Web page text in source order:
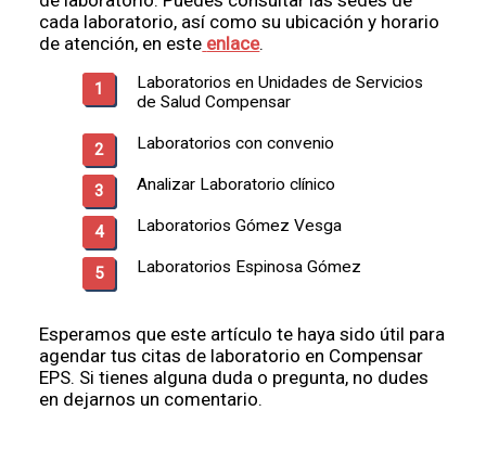
cada laboratorio, así como su ubicación y horario
de atención, en este enlace.
Laboratorios en Unidades de Servicios
de Salud Compensar
Laboratorios con convenio
Analizar Laboratorio clínico
Laboratorios Gómez Vesga​
Laboratorios Espinosa Gómez
Esperamos que este artículo te haya sido útil para
agendar tus citas de laboratorio en Compensar
EPS. Si tienes alguna duda o pregunta, no dudes
en dejarnos un comentario.